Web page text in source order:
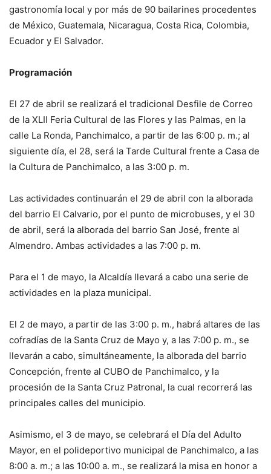
gastronomía local y por más de 90 bailarines procedentes
de México, Guatemala, Nicaragua, Costa Rica, Colombia,
Ecuador y El Salvador.
Programación
El 27 de abril se realizará el tradicional Desfile de Correo
de la XLII Feria Cultural de las Flores y las Palmas, en la
calle La Ronda, Panchimalco, a partir de las 6:00 p. m.; al
siguiente día, el 28, será la Tarde Cultural frente a Casa de
la Cultura de Panchimalco, a las 3:00 p. m.
Las actividades continuarán el 29 de abril con la alborada
del barrio El Calvario, por el punto de microbuses, y el 30
de abril, será la alborada del barrio San José, frente al
Almendro. Ambas actividades a las 7:00 p. m.
Para el 1 de mayo, la Alcaldía llevará a cabo una serie de
actividades en la plaza municipal.
El 2 de mayo, a partir de las 3:00 p. m., habrá altares de las
cofradías de la Santa Cruz de Mayo y, a las 7:00 p. m., se
llevarán a cabo, simultáneamente, la alborada del barrio
Concepción, frente al CUBO de Panchimalco, y la
procesión de la Santa Cruz Patronal, la cual recorrerá las
principales calles del municipio.
Asimismo, el 3 de mayo, se celebrará el Día del Adulto
Mayor, en el polideportivo municipal de Panchimalco, a las
8:00 a. m.; a las 10:00 a. m., se realizará la misa en honor a